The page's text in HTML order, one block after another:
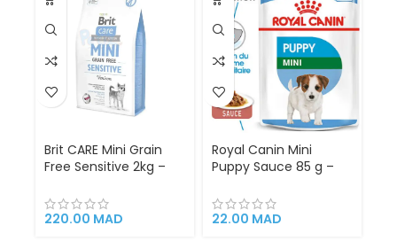
Brit CARE Mini Grain
Free Sensitive 2kg –
Hypoallergénique Sans
Céréales pour Chiens
220.00 MAD
Royal Canin Mini
Puppy Sauce 85 g –
Complète en Sauce
pour Chiots de Petites
22.00 MAD